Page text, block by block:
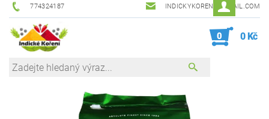
774324187 INDICKYKORENI@GMAIL.COM
0 0 Kč